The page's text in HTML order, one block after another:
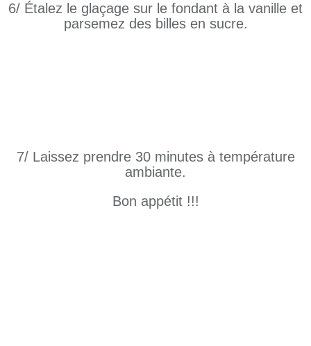
6/ Étalez le glaçage sur le fondant à la vanille et
parsemez des billes en sucre.
7/ Laissez prendre 30 minutes à température
ambiante.
Bon appétit !!!